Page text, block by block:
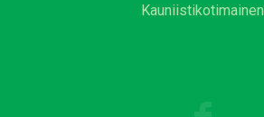
Kauniistikotimainen